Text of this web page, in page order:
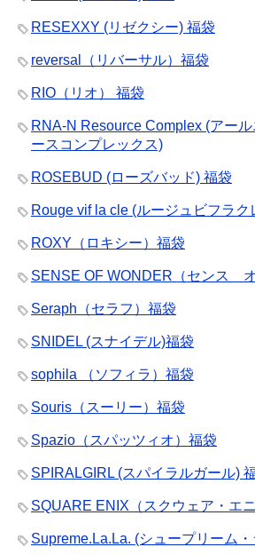
RESEXXY (リゼクシー) 福袋
reversal（リバーサル）福袋
RIO（リオ） 福袋
RNA-N Resource Complex (アー
ースコンプレックス)
ROSEBUD (ローズバッド) 福袋
Rouge vif la cle (ルージュビフラク
ROXY（ロキシー）福袋
SENSE OF WONDER（センス
Seraph（セラフ）福袋
SNIDEL (スナイデル)福袋
sophila （ソフィラ）福袋
Souris（スーリー）福袋
Spazio（スパッツィオ）福袋
SPIRALGIRL (スパイラルガール)
SQUARE ENIX（スクウェア・エニ
Supreme.La.La. (シュープリーム